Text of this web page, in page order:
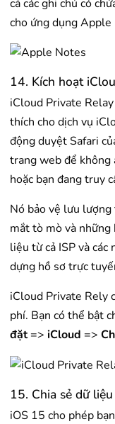
cả các ghi chú có
cho ứng dụng
14. Kích hoạt
iCloud Private
thích cho dịch vụ
động duyệt Safari
trang web để không
hoặc bạn đang truy
Nó bảo vệ lưu lượng
mắt tò mò và những
liệu từ cả ISP và các
dựng hồ sơ trực
iCloud Private Rely
phí. Bạn có thể bật
đặt=> iCloud =>
15. Chia sẻ dữ
iOS 15 cho phép